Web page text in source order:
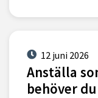
12 juni 2026
Anställa
behöver